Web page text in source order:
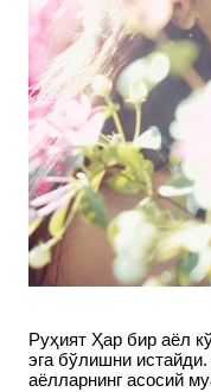
Руҳият Ҳар бир аёл
эга бўлишни истайди.
аёлларнинг асосий